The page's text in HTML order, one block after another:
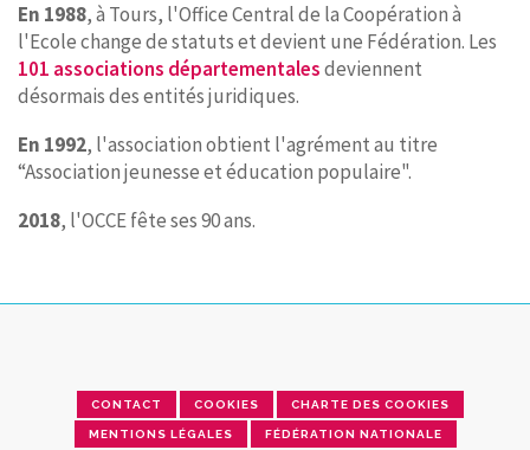
En 1988, à Tours, l'Office Central de la Coopération à
l'Ecole change de statuts et devient une Fédération. Les
101 associations départementalesdeviennent
désormais des entités juridiques.
En 1992, l'association obtient l'agrément au titre
“Association jeunesse et éducation populaire".
2018, l'OCCE fête ses 90 ans.
CONTACT COOKIES CHARTE DES COOKIES
MENTIONS LÉGALES FÉDÉRATION NATIONALE